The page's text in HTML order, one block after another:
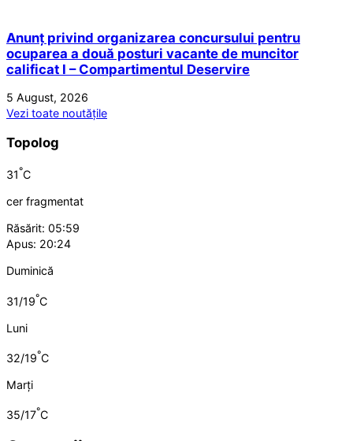
Anunț privind organizarea concursului pentru
ocuparea a două posturi vacante de muncitor
calificat I – Compartimentul Deservire
5 August, 2026
Vezi toate noutățile
Topolog
31°C
cer fragmentat
Răsărit: 05:59
Apus: 20:24
Duminică
31/19°C
Luni
32/19°C
Marți
35/17°C